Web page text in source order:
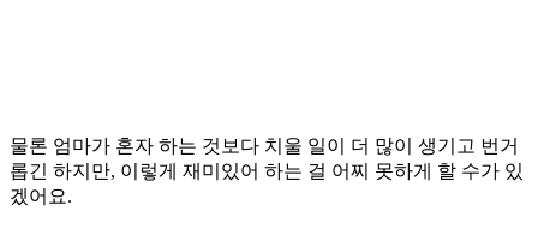
물론 엄마가 혼자 하는 것보다 치울 일이 더 많이 생기고 번거
롭긴 하지만, 이렇게 재미있어 하는 걸 어찌 못하게 할 수가 있
겠어요.